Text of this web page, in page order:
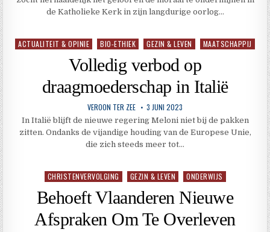
de Katholieke Kerk in zijn langdurige oorlog…
Geplaatst
ACTUALITEIT & OPINIE BIO-ETHIEK GEZIN & LEVEN MAATSCHAPPIJ
Volledig verbod op
draagmoederschap in Italië
VEROON TER ZEE 3 JUNI 2023
In Italië blijft de nieuwe regering Meloni niet bij de pakken
zitten. Ondanks de vijandige houding van de Europese Unie,
die zich steeds meer tot…
Geplaatst
CHRISTENVERVOLGING GEZIN & LEVEN ONDERWIJS
Behoeft Vlaanderen Nieuwe
Afspraken Om Te Overleven